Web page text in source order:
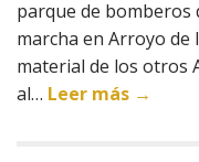
parque de bomberos
marcha en Arroyo de
material de los otros
al… Leer más →